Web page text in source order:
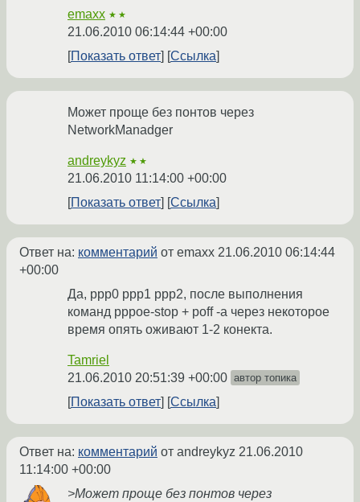
emaxx ★★
21.06.2010 06:14:44 +00:00
Показать ответ
Ссылка
Может проще без понтов через
NetworkManadger
andreykyz ★★
21.06.2010 11:14:00 +00:00
Показать ответ
Ссылка
Ответ на: комментарий от emaxx 21.06.2010 06:14:44
+00:00
Да, ppp0 ppp1 ppp2, после выполнения
команд pppoe-stop + poff -a через некоторое
время опять оживают 1-2 конекта.
Tamriel
21.06.2010 20:51:39 +00:00 автор топика
Показать ответ Ссылка
Ответ на: комментарий от andreykyz 21.06.2010
11:14:00 +00:00
>Может проще без понтов через